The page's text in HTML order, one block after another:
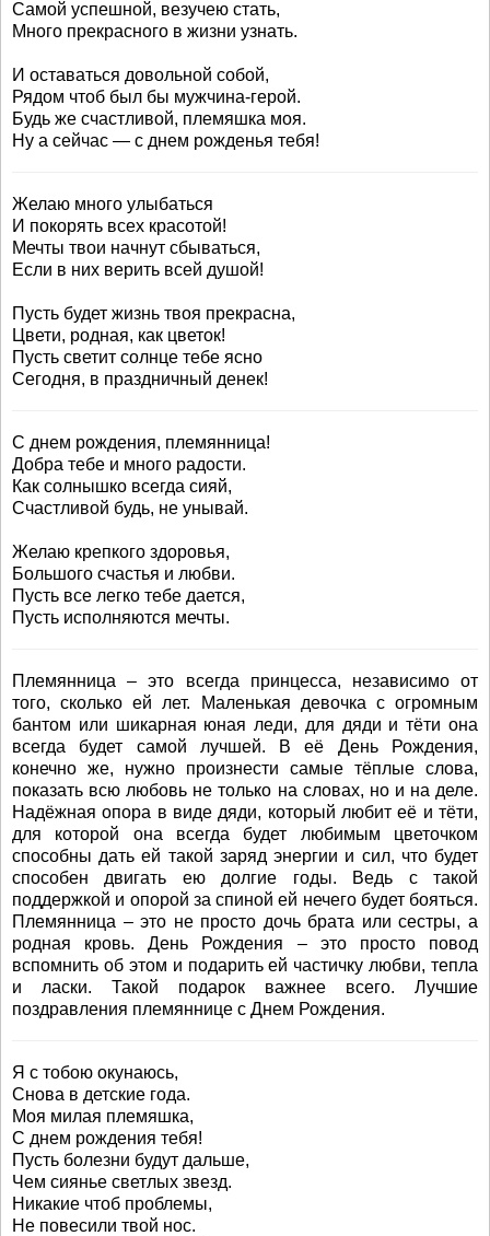
Самой успешной, везучею стать,
Много прекрасного в жизни узнать.
И оставаться довольной собой,
Рядом чтоб был бы мужчина-герой.
Будь же счастливой, племяшка моя.
Ну а сейчас — с днем рожденья тебя!
Желаю много улыбаться
И покорять всех красотой!
Мечты твои начнут сбываться,
Если в них верить всей душой!
Пусть будет жизнь твоя прекрасна,
Цвети, родная, как цветок!
Пусть светит солнце тебе ясно
Сегодня, в праздничный денек!
С днем рождения, племянница!
Добра тебе и много радости.
Как солнышко всегда сияй,
Счастливой будь, не унывай.
Желаю крепкого здоровья,
Большого счастья и любви.
Пусть все легко тебе дается,
Пусть исполняются мечты.
Племянница – это всегда принцесса, независимо от
того, сколько ей лет. Маленькая девочка с огромным
бантом или шикарная юная леди, для дяди и тёти она
всегда будет самой лучшей. В её День Рождения,
конечно же, нужно произнести самые тёплые слова,
показать всю любовь не только на словах, но и на деле.
Надёжная опора в виде дяди, который любит её и тёти,
для которой она всегда будет любимым цветочком
способны дать ей такой заряд энергии и сил, что будет
способен двигать ею долгие годы. Ведь с такой
поддержкой и опорой за спиной ей нечего будет бояться.
Племянница – это не просто дочь брата или сестры, а
родная кровь. День Рождения – это просто повод
вспомнить об этом и подарить ей частичку любви, тепла
и ласки. Такой подарок важнее всего. Лучшие
поздравления племяннице с Днем Рождения.
Я с тобою окунаюсь,
Снова в детские года.
Моя милая племяшка,
С днем рождения тебя!
Пусть болезни будут дальше,
Чем сиянье светлых звезд.
Никакие чтоб проблемы,
Не повесили твой нос.